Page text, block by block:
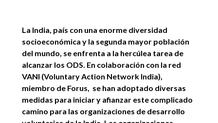
La India, país con una enorme diversidad
socioeconómica y la segunda mayor población
del mundo, se enfrenta a la hercúlea tarea de
alcanzar los ODS. En colaboración con la red
VANI (Voluntary Action Network India),
miembro de Forus, se han adoptado diversas
medidas para iniciar y afianzar este complicado
camino para las organizaciones de desarrollo